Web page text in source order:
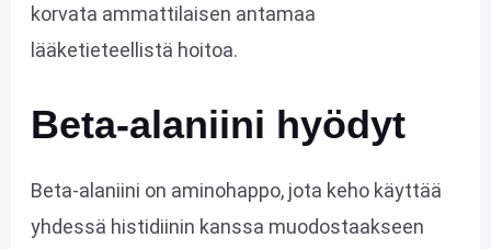
korvata ammattilaisen antamaa
lääketieteellistä hoitoa.
Beta-alaniini hyödyt
Beta-alaniini on aminohappo, jota keho käyttää
yhdessä histidiinin kanssa muodostaakseen